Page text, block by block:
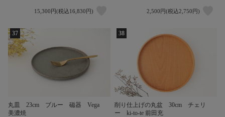
15,300円(税込16,830円) 2,500円(税込2,750円)
37
丸皿 23cm ブルー 磁器 Vega
美濃焼
38
削り仕上げの丸盆 30cm チェリ
ー ki-to-te 前田充